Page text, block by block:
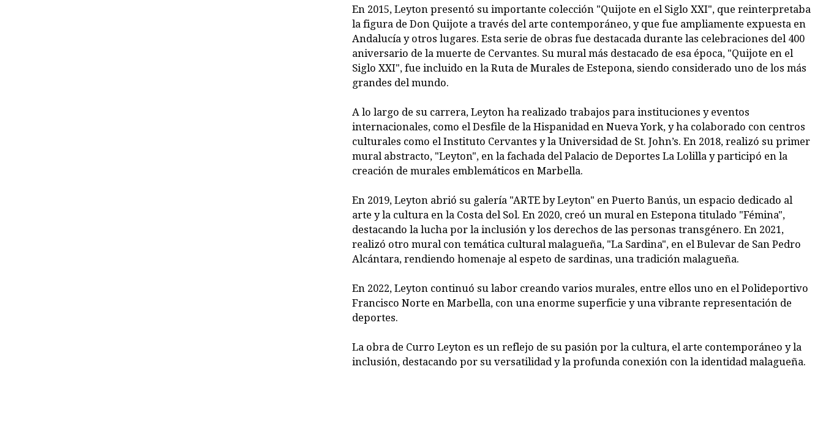
En 2015, Leyton presentó su importante colección "Quijote en el Siglo XXI", que reinterpretaba
la figura de Don Quijote a través del arte contemporáneo, y que fue ampliamente expuesta en
Andalucía y otros lugares. Esta serie de obras fue destacada durante las celebraciones del 400
aniversario de la muerte de Cervantes. Su mural más destacado de esa época, "Quijote en el
Siglo XXI", fue incluido en la Ruta de Murales de Estepona, siendo considerado uno de los más
grandes del mundo.
A lo largo de su carrera, Leyton ha realizado trabajos para instituciones y eventos
internacionales, como el Desfile de la Hispanidad en Nueva York, y ha colaborado con centros
culturales como el Instituto Cervantes y la Universidad de St. John’s. En 2018, realizó su primer
mural abstracto, "Leyton", en la fachada del Palacio de Deportes La Lolilla y participó en la
creación de murales emblemáticos en Marbella.
En 2019, Leyton abrió su galería "ARTE by Leyton" en Puerto Banús, un espacio dedicado al
arte y la cultura en la Costa del Sol. En 2020, creó un mural en Estepona titulado "Fémina",
destacando la lucha por la inclusión y los derechos de las personas transgénero. En 2021,
realizó otro mural con temática cultural malagueña, "La Sardina", en el Bulevar de San Pedro
Alcántara, rendiendo homenaje al espeto de sardinas, una tradición malagueña.
En 2022, Leyton continuó su labor creando varios murales, entre ellos uno en el Polideportivo
Francisco Norte en Marbella, con una enorme superficie y una vibrante representación de
deportes.
La obra de Curro Leyton es un reflejo de su pasión por la cultura, el arte contemporáneo y la
inclusión, destacando por su versatilidad y la profunda conexión con la identidad malagueña.